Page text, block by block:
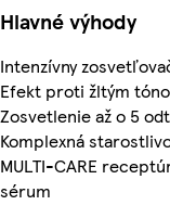
Hlavné výhody
Intenzívny
Efekt proti žltým
Zosvetlenie až o 5
Komplexná
MULTI-CARE
sérum